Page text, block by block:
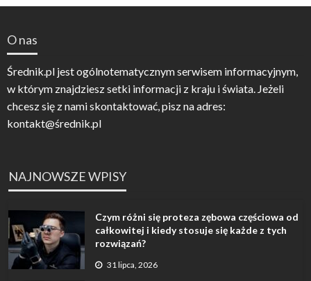
O nas
Średnik.pl jest ogólnotematycznym serwisem informacyjnym,
w którym znajdziesz setki informacji z kraju i świata. Jeżeli
chcesz się z nami skontaktować, pisz na adres:
kontakt@średnik.pl
NAJNOWSZE WPISY
Czym różni się proteza zębowa częściowa od
całkowitej i kiedy stosuje się każde z tych
rozwiązań?
31 lipca, 2026